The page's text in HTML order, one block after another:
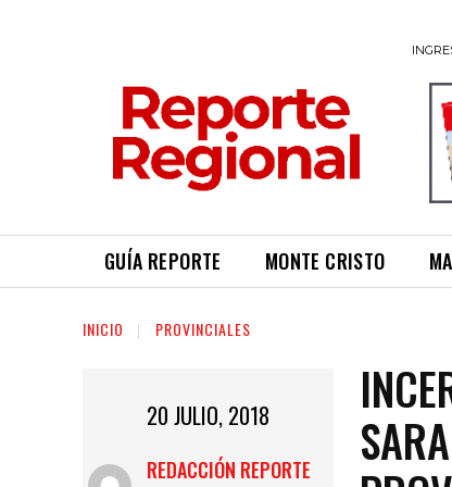
GUÍA REPORTE MONTE CRISTO
INICIO PROVINCIALES
20 JULIO, 2018
REDACCIÓN REPORTE